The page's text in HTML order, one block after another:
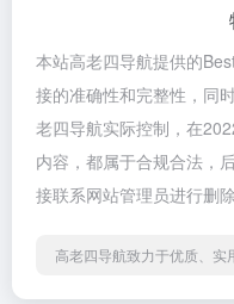
本站高老四导航提供的
接的准确性和完整性，同
老四导航实际控制，在
内容，都属于合规合法，
接联系网站管理员进行删
高老四导航致力于优质、实